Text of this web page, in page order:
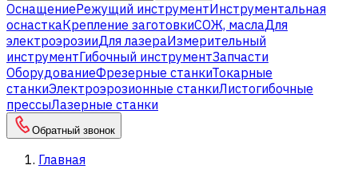
ОснащениеРежущий инструментИнструментальная
оснасткаКрепление заготовкиСОЖ, маслаДля
электроэрозииДля лазераИзмерительный
инструментГибочный инструментЗапчасти
ОборудованиеФрезерные станкиТокарные
станкиЭлектроэрозионные станкиЛистогибочные
прессыЛазерные станки
Обратный звонок
Главная